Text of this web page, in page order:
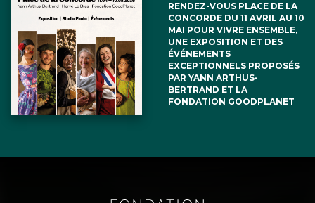
RENDEZ-VOUS PLACE DE LA
CONCORDE DU 11 AVRIL AU 10
MAI POUR VIVRE ENSEMBLE,
UNE EXPOSITION ET DES
ÉVÉNEMENTS
EXCEPTIONNELS PROPOSÉS
PAR YANN ARTHUS-
BERTRAND ET LA
FONDATION GOODPLANET